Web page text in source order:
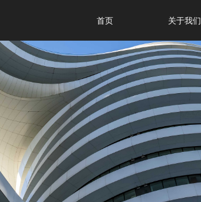
首页
首页
关于我们
关于我们